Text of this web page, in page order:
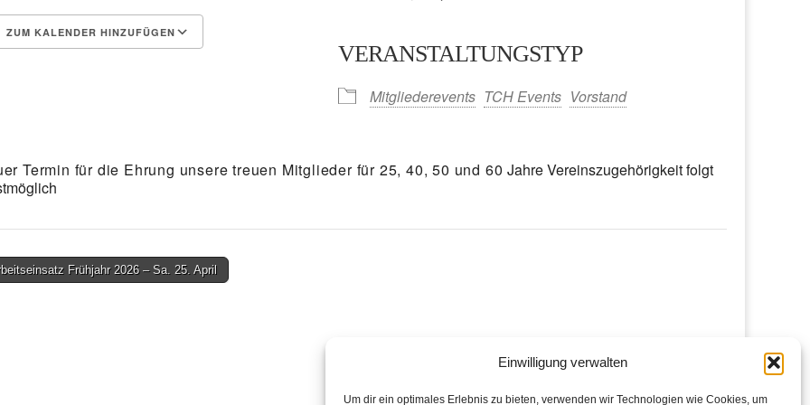
Einwilligung verwalten
Um dir ein optimales Erlebnis zu bieten, verwenden wir Technologien wie Cookies, um
ZUM KALENDER HINZUFÜGEN
iCalendar
VERANSTALTUNGSTYP
Mitgliederevents TCH Events Vorstand
Termin für die Ehrung unsere treuen Mitglieder für 25, 40, 50 und 60Jahre Vereinszugehörigkeit folgt
Frühjahr 2026 – Sa. 25. April